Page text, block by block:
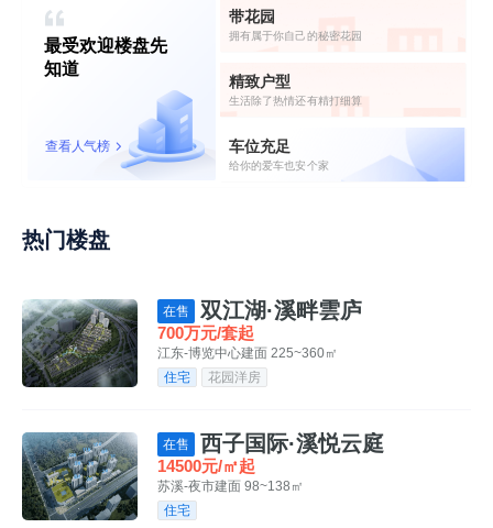
最受欢迎楼盘先
知道
查看人气榜
带花园
拥有属于你自己的秘密花园
精致户型
生活除了热情还有精打细算
车位充足
给你的爱车也安个家
热门楼盘
在售 双江湖·溪畔雲庐
700万元/套起
江东-博览中心建面 225~360㎡
住宅
花园洋房
在售 西子国际·溪悦云庭
14500元/㎡起
苏溪-夜市建面 98~138㎡
住宅